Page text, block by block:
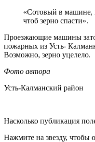
«Сотовый в машине,
чтоб зерно спасти».
Проезжающие машины
пожарных из Усть-
Возможно, зерно уцелело.
Фото автора
Усть-Калманский район
Насколько публикация
Нажмите на звезду, чтобы